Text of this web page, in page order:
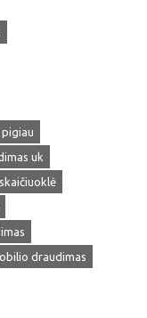
uk
draudimas